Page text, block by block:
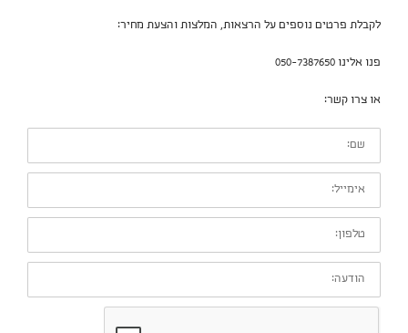
לקבלת פרטים נוספים על הרצאות, המלצות והצעת מחיר:
פנו אלינו 050-7387650
או צרו קשר:
שם:
אימייל:
טלפון:
הודעה: